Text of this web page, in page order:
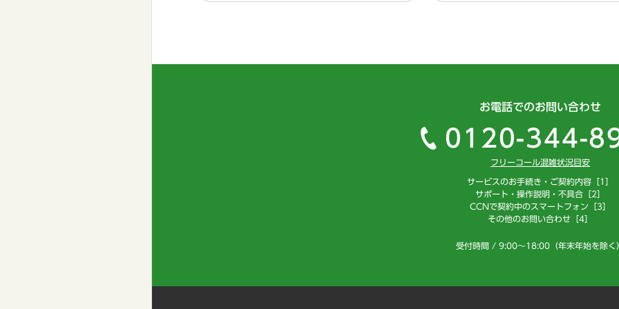
お電話でのお問い合わせ
0120-344-
フリーコール混雑状況目安
サービスのお手続き・ご契約内容［1］
サポート・操作説明・不具合［2］
CCNで契約中のスマートフォン［3］
その他のお問い合わせ［4］
受付時間 / 9:00～18:00（年末年始を除く